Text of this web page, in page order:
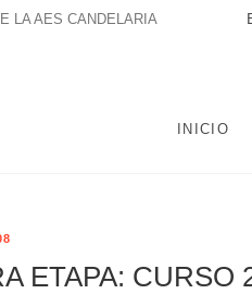
LA AES CANDELARIA
INICIO
ETAPA: CURSO